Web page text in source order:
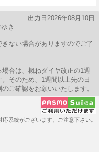
出力日2026年08月10日
き
ない場合がありますのでご了
合は、概ねダイヤ改正の1週
そのため、1週間以上先の日
ご確認をお願いいたします。
系統がございます。ご注意下さい。